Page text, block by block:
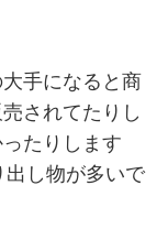
手になると商
されてたりし
たりします
出し物が多いで